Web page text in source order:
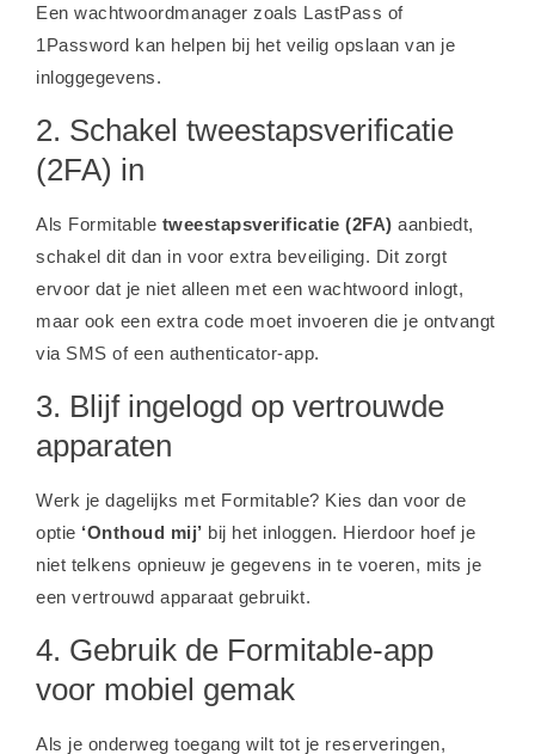
Een wachtwoordmanager zoals LastPass of
1Password kan helpen bij het veilig opslaan van je
inloggegevens.
2. Schakel tweestapsverificatie
(2FA) in
Als Formitable tweestapsverificatie (2FA) aanbiedt,
schakel dit dan in voor extra beveiliging. Dit zorgt
ervoor dat je niet alleen met een wachtwoord inlogt,
maar ook een extra code moet invoeren die je ontvangt
via SMS of een authenticator-app.
3. Blijf ingelogd op vertrouwde
apparaten
Werk je dagelijks met Formitable? Kies dan voor de
optie ‘Onthoud mij’ bij het inloggen. Hierdoor hoef je
niet telkens opnieuw je gegevens in te voeren, mits je
een vertrouwd apparaat gebruikt.
4. Gebruik de Formitable-app
voor mobiel gemak
Als je onderweg toegang wilt tot je reserveringen,